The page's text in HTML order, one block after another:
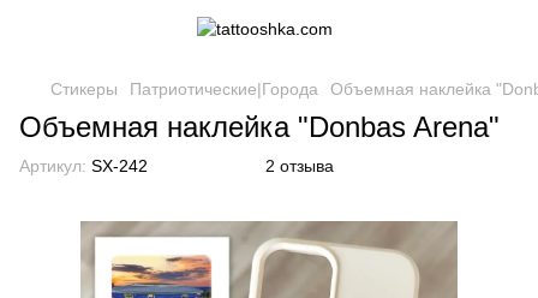
Стикеры Патриотические|Города Объемная наклейка
Объемная наклейка "Donbas Arena"
Артикул: SX-242 2 отзыва